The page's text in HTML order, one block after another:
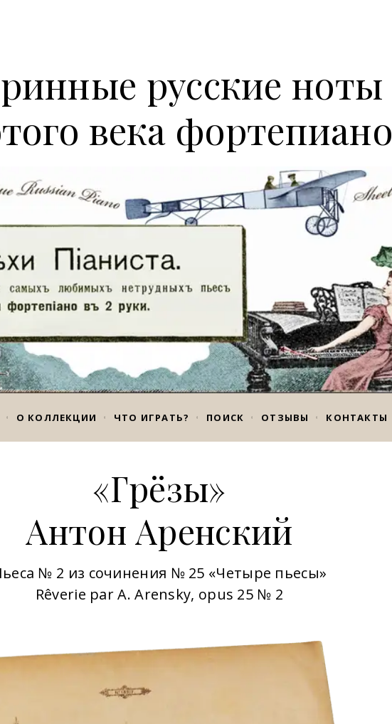
русские ноты
века фортепиано
О КОЛЛЕКЦИИ ЧТО ИГРАТЬ? ПОИСК ОТЗЫВЫ КОНТАКТЫ
«Грёзы»
Антон Аренский
№ 2 из сочинения № 25 «Четыре пьесы»
Rêverie par A. Arensky, opus 25 № 2